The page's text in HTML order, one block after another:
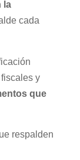
la
cada
y
que
respalden